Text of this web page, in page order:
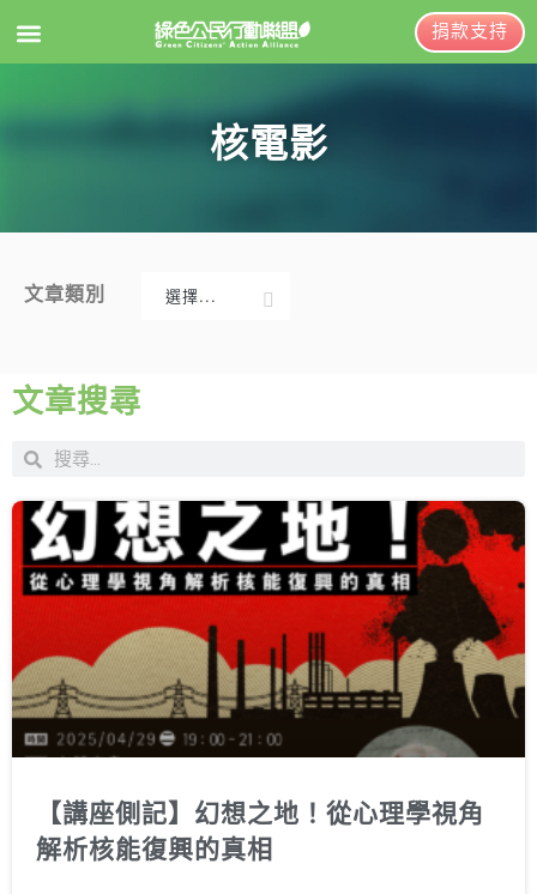
大事記
聯絡資訊
綠盟倡議
廢除核電
淨零轉型
透明足跡
綠盟觀點
投書及專欄
捐款支持
核電影
文章類別 選擇...
文章搜尋
【講座側記】幻想之地！從心理學視角
解析核能復興的真相